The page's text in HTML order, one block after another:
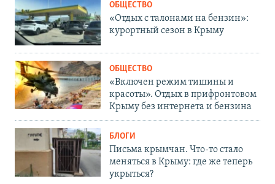
ОБЩЕСТВО
«Отдых с талонами на бензин»:
курортный сезон в Крыму
ОБЩЕСТВО
«Включен режим тишины и
красоты». Отдых в прифронтовом
Крыму без интернета и бензина
БЛОГИ
Письма крымчан. Что-то стало
меняться в Крыму: где же теперь
укрыться?